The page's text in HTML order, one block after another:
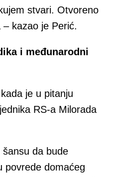
stvari. Otvoreno
kazao je Perić.
i međunarodni
je u pitanju
RS-a Milorada
da bude
povrede domaćeg